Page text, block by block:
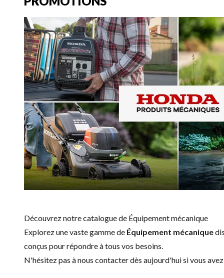
Découvrez notre catalogue de Équipement mécanique
Explorez une vaste gamme de Équipement mécanique
conçus pour répondre à tous vos besoins.
N'hésitez pas ànous contacterdès aujourd'hui si vous